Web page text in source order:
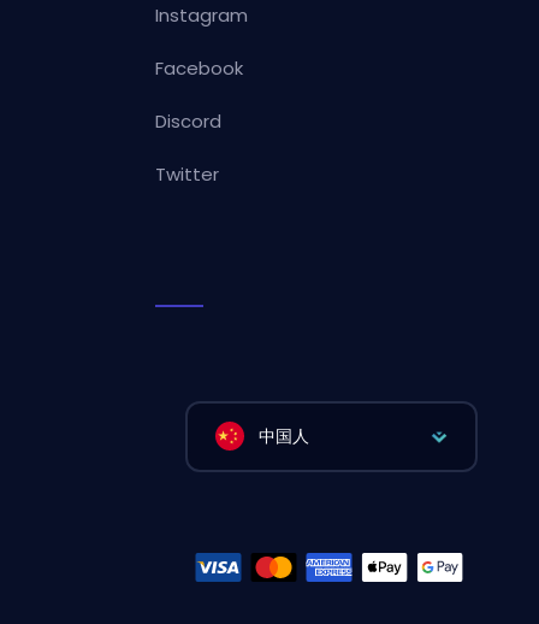
Instagram
Facebook
Discord
Twitter
中国人